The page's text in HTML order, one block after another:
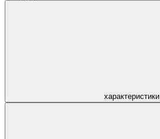
характеристики